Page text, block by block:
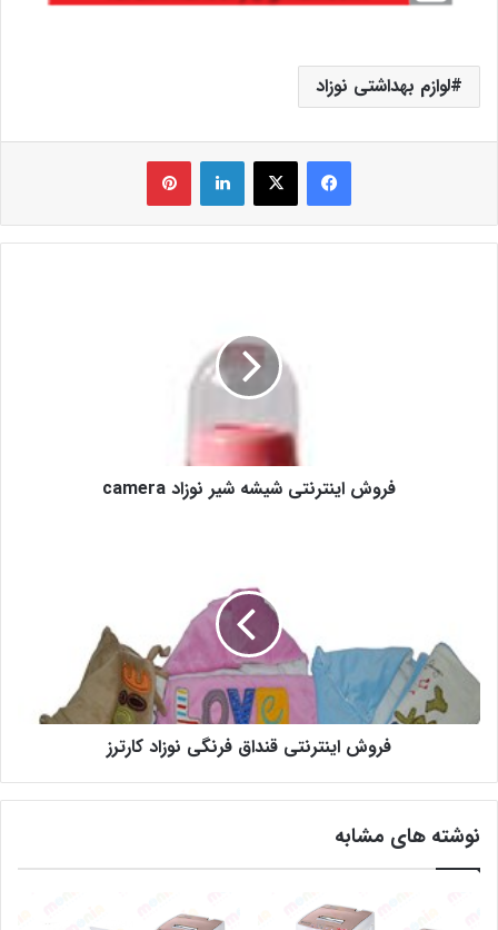
لوازم بهداشتی نوزاد
فیس بوک X لینکدین ‫پین‌ترست
فروش اینترنتی شیشه شیر نوزاد camera
فروش اینترنتی قنداق فرنگی نوزاد کارترز
نوشته های مشابه